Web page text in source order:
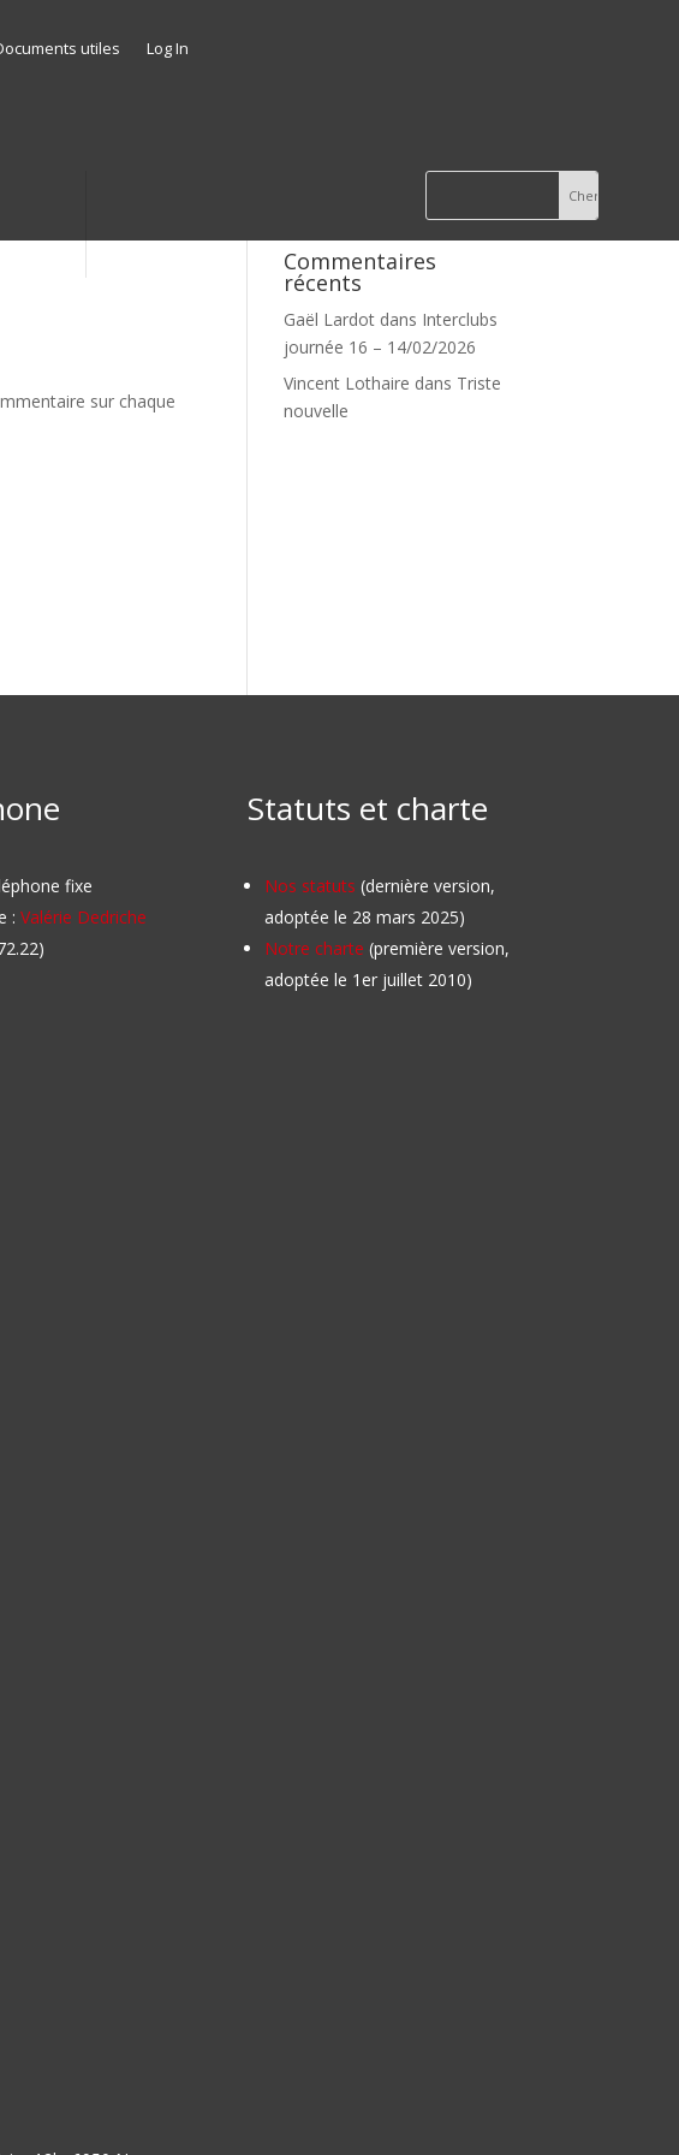
utiles Log In
sur chaque
Commentaires
récents
Gaël Lardot dans Interclubs
journée 16 – 14/02/2026
Vincent Lothaire dans Triste
nouvelle
fixe
: Valérie Dedriche
Statuts et charte
Nos statuts (dernière version,
adoptée le 28 mars 2025)
Notre charte (première version,
adoptée le 1er juillet 2010)